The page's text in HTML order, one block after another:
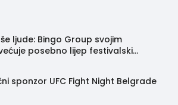
ljude: Bingo Group svojim
posebno lijep festivalski
sponzor UFC Fight Night Belgrade